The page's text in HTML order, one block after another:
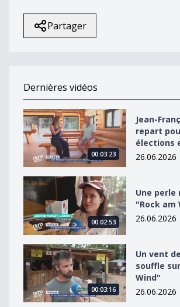
Partager
Dernières vidéos
Jean-François Thuillard repart
00:03:23
Jean-
repart
élections
26.06.2026
Une perle musicale au &quot;Rock
00:02:53
Une perle
"Rock am
26.06.2026
Un vent de fraîcheur souffle sur le
00:03:16
Un vent
souffle
Wind"
26.06.2026